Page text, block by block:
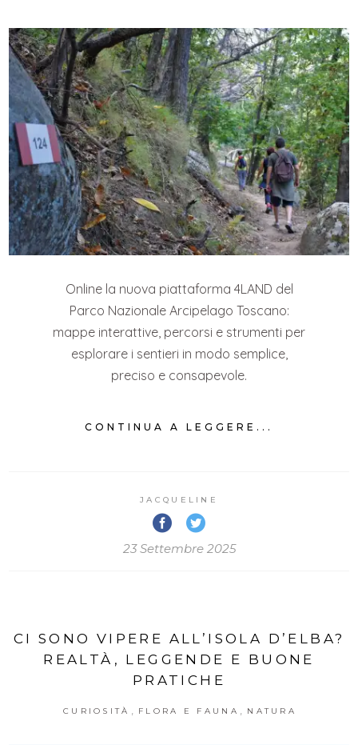
Online la nuova piattaforma 4LAND del
Parco Nazionale Arcipelago Toscano:
mappe interattive, percorsi e strumenti per
esplorare i sentieri in modo semplice,
preciso e consapevole.
CONTINUA A LEGGERE...
JACQUELINE
23 Settembre 2025
CI SONO VIPERE ALL’ISOLA D’ELBA?
REALTÀ, LEGGENDE E BUONE
PRATICHE
CURIOSITÀ FLORA E FAUNA NATURA